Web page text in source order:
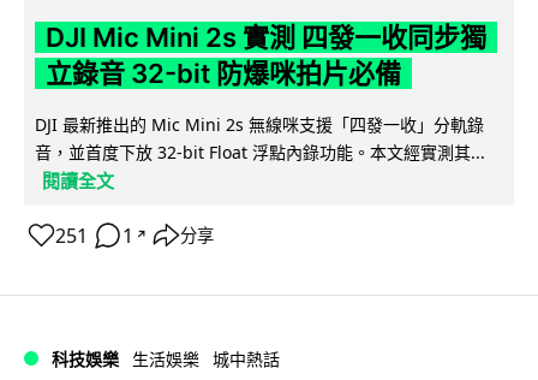
DJI Mic Mini 2s 實測 四發一收同步獨
立錄音 32-bit 防爆咪拍片必備
DJI 最新推出的 Mic Mini 2s 無線咪支援「四發一收」分軌錄
音，並首度下放 32-bit Float 浮點內錄功能。本文經實測其...
閱讀全文
251 1 ↗ 分享
科技娛樂 生活娛樂 城中熱話